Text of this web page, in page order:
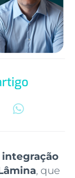
integração
, que